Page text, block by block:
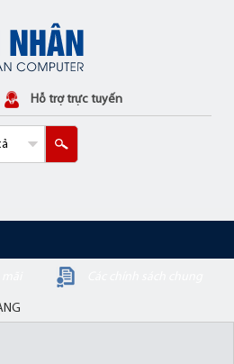
Hỗ trợ trực tuyến